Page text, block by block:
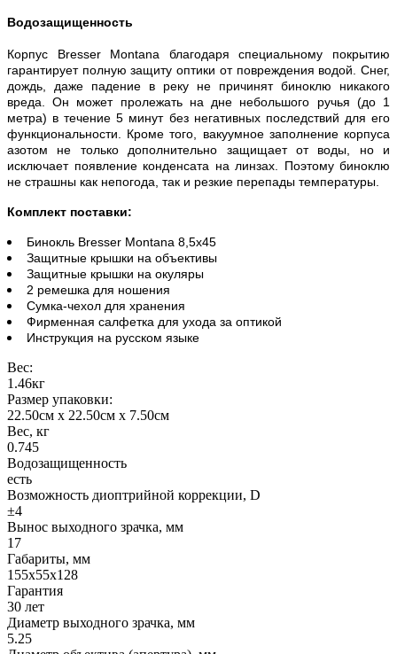
Водозащищенность
Корпус Bresser Montana благодаря специальному покрытию
гарантирует полную защиту оптики от повреждения водой. Снег,
дождь, даже падение в реку не причинят биноклю никакого
вреда. Он может пролежать на дне небольшого ручья (до 1
метра) в течение 5 минут без негативных последствий для его
функциональности. Кроме того, вакуумное заполнение корпуса
азотом не только дополнительно защищает от воды, но и
исключает появление конденсата на линзах. Поэтому биноклю
не страшны как непогода, так и резкие перепады температуры.
Комплект поставки:
Бинокль Bresser Montana 8,5x45
Защитные крышки на объективы
Защитные крышки на окуляры
2 ремешка для ношения
Сумка-чехол для хранения
Фирменная салфетка для ухода за оптикой
Инструкция на русском языке
Вес:
1.46кг
Размер упаковки:
22.50см x 22.50см x 7.50см
Вес, кг
0.745
Водозащищенность
есть
Возможность диоптрийной коррекции, D
±4
Вынос выходного зрачка, мм
17
Габариты, мм
155х55х128
Гарантия
30 лет
Диаметр выходного зрачка, мм
5.25